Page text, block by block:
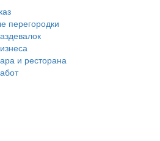
перегородки
и ресторана